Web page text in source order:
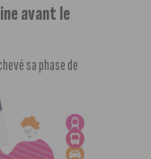
avant le
sa phase de